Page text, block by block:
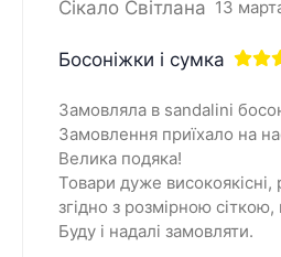
Сікало Світлана 13
Босоніжки і сумка
Замовляла в sandalini
Замовлення приїхало на
Велика подяка!
Товари дуже високоякісні,
згідно з розмірною
Буду і надалі замовляти.